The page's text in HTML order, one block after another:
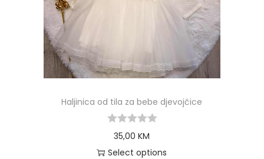
Haljinica od tila za bebe djevojčice
35,00KM
Select options